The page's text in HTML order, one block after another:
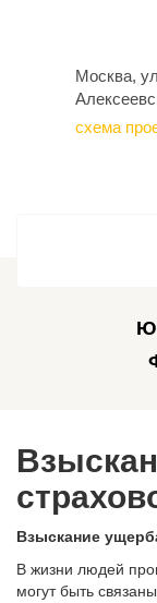
Москва,
схема
Взыскание
В жизни людей
могут быть